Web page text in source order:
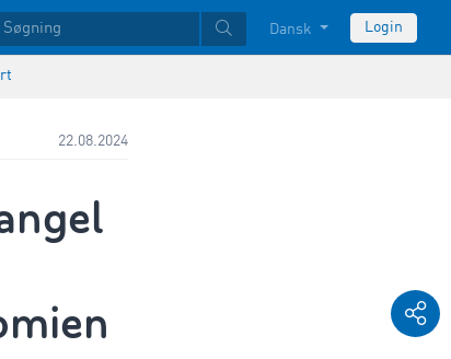
Dansk Login
22.08.2024